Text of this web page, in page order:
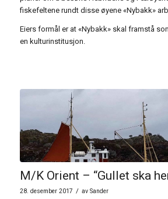
fiskefeltene rundt disse øyene «Nybakk»
Eiers formål er at «Nybakk» skal framstå
en kulturinstitusjon.
M/K Orient – “Gullet ska
28. desember 2017 / av Sander